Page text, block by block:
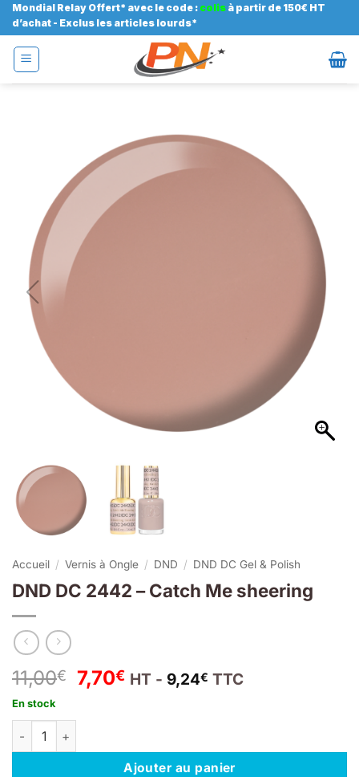
Passer
au
contenu
Mondial Relay Offert* avec le code : colis à partir de 150€ HT
d’achat - Exclus les articles lourds*
Accueil / Vernis à Ongle / DND / DND DC Gel & Polish
DND DC 2442 – Catch Me sheering
11,00€
Le
prix
11,00€.
7,70€Le
7,70€.
HT - 9,24€ TTC
En stock
quantité de DND DC 2442 - Catch Me sheering
Ajouter au panier